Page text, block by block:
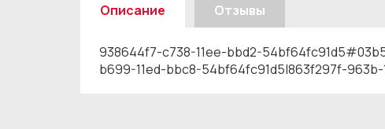
Описание Отзывы
938644f7-c738-11ee-bbd2-
b699-11ed-bbc8-54bf64fc91d5|863f297f-963b-